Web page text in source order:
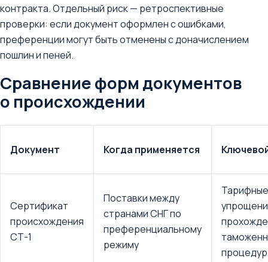
контракта. Отдельный риск — ретроспективные
проверки: если документ оформлен с ошибками,
преференции могут быть отменены с доначислением
пошлин и пеней.
Сравнение форм документов
о происхождении
Документ Когда применяется
Сертификат
происхождения
СТ-1
Поставки между
странами СНГ по
преференциальному
режиму
процедур